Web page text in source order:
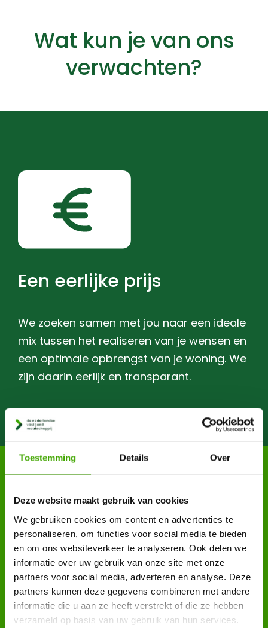
Toestemming Details Over
Deze website maakt gebruik van cookies
We gebruiken cookies om content en advertenties te
personaliseren, om functies voor social media te bieden
en om ons websiteverkeer te analyseren. Ook delen we
informatie over uw gebruik van onze site met onze
partners voor social media, adverteren en analyse. Deze
partners kunnen deze gegevens combineren met andere
informatie die u aan ze heeft verstrekt of die ze hebben
verzameld op basis van uw gebruik van hun services.
Wat kun je van ons
verwachten?
Een eerlijke prijs
We zoeken samen met jou naar een ideale
mix tussen het realiseren van je wensen en
een optimale opbrengst van je woning. We
zijn daarin eerlijk en transparant.
Vlot geregeld